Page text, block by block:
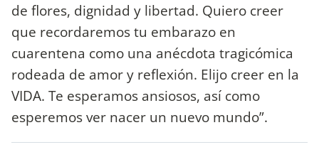
de flores, dignidad y libertad. Quiero creer
que recordaremos tu embarazo en
cuarentena como una anécdota tragicómica
rodeada de amor y reflexión. Elijo creer en la
VIDA. Te esperamos ansiosos, así como
esperemos ver nacer un nuevo mundo”.